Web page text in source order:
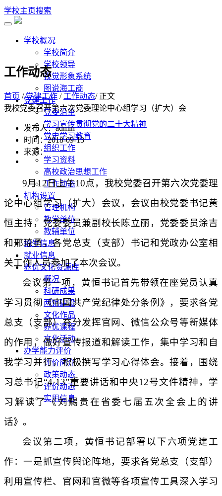
学校主页搜索
学校概况
学校简介
学校领导
视觉形象系统
图说海工商
党建工作
党委沿革
学习宣传贯彻党的二十大精神
党史学习教育
组织工作
学习资料
高校政治思想工作
工作动态
机构设置
管理机构
教学单位
教辅单位
招生信息
就业信息
养优文化资源库
概况
科研成果
两馆建设
文化作品
养优课程
文化活动
办学能力评价
评价简介
政策动态
评价动态
实用信息
工作动态
首页 /党建工作 / 工作动态/ 正文
我校党委召开第六次党委理论中心组学习（扩大）会
发布人：admin
时间：2018-09-13
来源：
9月12日上午10点，我校党委召开第六次党委理
论中心组学习（扩大）会议，会议由校党委书记黄
恒主持，党委委员兼副校长陈立丽，党委委员涂吉
和邢琼勇，各党总支（支部）书记和党政办公室相
关工作人员参加了本次会议。
会议第一项，黄恒书记首先带领在座党员认真
学习贯彻《中国共产党纪律处分条例》，要求各党
总支（支部）充分发挥官网、微信公众号等新媒体
的作用，做好宣传报道和解读工作，集中学习和自
我学习并行，积极撰写学习心得体会。接着，围绕
习总书记“4·13”重要讲话和中央12号文件精神，学
习解读了《刘赐贵在省委七届五次全会上的讲
话》。
会议第二项，黄恒书记部署以下六项党建工
作：一是抓宣传舆论阵地，要求各党总支（支部）
利用宣传栏、官网和官微等各项宣传工具深入学习